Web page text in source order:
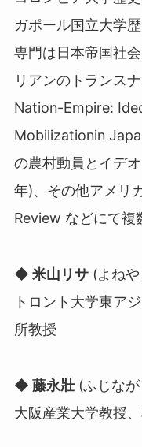
ガポール国立大学
専門は日本帝国社
リアンのトランス
Nation-Empire:
Mobilizationin
の農村動員とイデ
年)、その他アメリ
Review などにて複
◆ 米山リサ(よねや
トロント大学東ア
所教授
◆ 藤永壯(ふじなが
大阪産業大学教授